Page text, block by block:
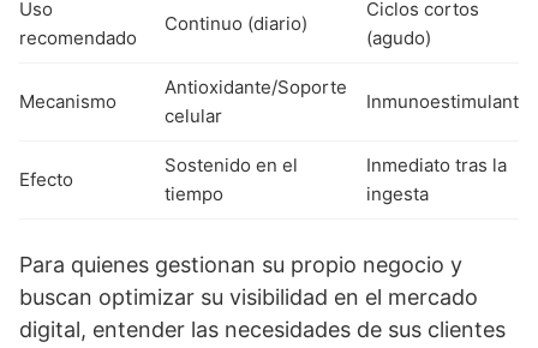
Uso
recomendado
Continuo (diario)
Ciclos cortos
(agudo)
Mecanismo
Antioxidante/Soporte
celular
Inmunoestimulante
Efecto
Sostenido en el
tiempo
Inmediato tras la
ingesta
Para quienes gestionan su propio negocio y
buscan optimizar su visibilidad en el mercado
digital, entender las necesidades de sus clientes